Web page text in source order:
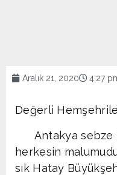
Aralık 21, 2020 4:27
Değerli
Antakya sebze
herkesin
sık Hatay